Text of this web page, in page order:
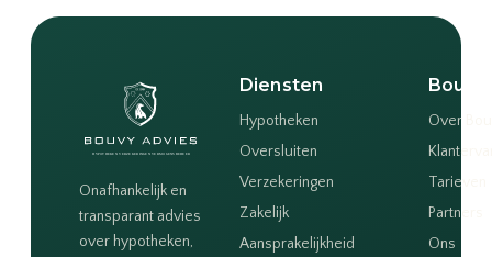
Onafhankelijk en
transparant advies
over hypotheken,
Diensten
Hypotheken
Oversluiten
Verzekeringen
Zakelijk
Aansprakelijkheid
Bouvy
Over
Tarieven
Partners
Ons